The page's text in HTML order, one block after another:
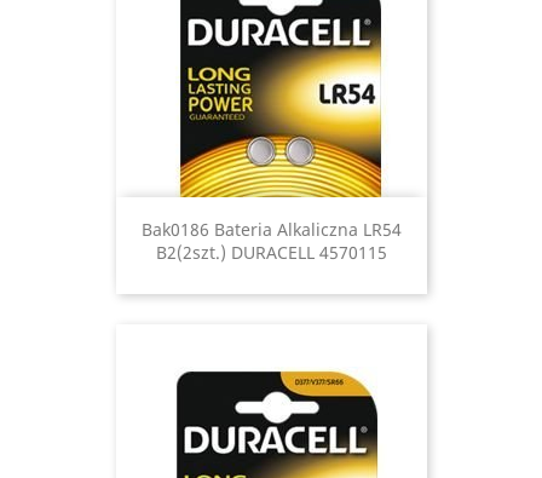
Bak0186 Bateria Alkaliczna LR54
B2(2szt.) DURACELL 4570115